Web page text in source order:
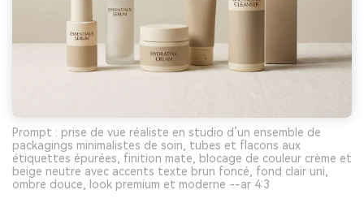
Prompt : prise de vue réaliste en studio d’un ensemble de
packagings minimalistes de soin, tubes et flacons aux
étiquettes épurées, finition mate, blocage de couleur crème et
beige neutre avec accents texte brun foncé, fond clair uni,
ombre douce, look premium et moderne --ar 4:3